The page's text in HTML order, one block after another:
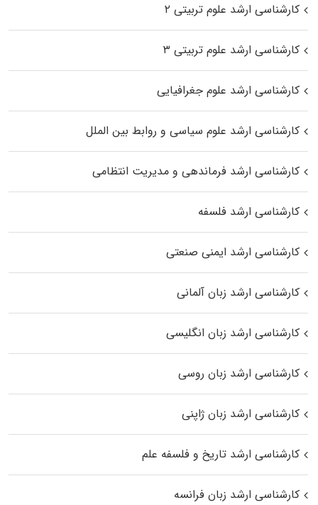
کارشناسی ارشد علوم تربیتی ۲
کارشناسی ارشد علوم تربیتی ۳
کارشناسی ارشد علوم جغرافیایی
کارشناسی ارشد علوم سیاسی و روابط بین الملل
کارشناسی ارشد فرماندهی و مدیریت انتظامی
کارشناسی ارشد فلسفه
کارشناسی ارشد ایمنی صنعتی
کارشناسی ارشد زبان آلمانی
کارشناسی ارشد زبان انگلیسی
کارشناسی ارشد زبان روسی
کارشناسی ارشد زبان ژاپنی
کارشناسی ارشد تاریخ و فلسفه علم
کارشناسی ارشد زبان فرانسه